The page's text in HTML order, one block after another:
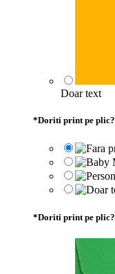
Doar text
*Doriti print pe plic?
*Doriti print pe plic?